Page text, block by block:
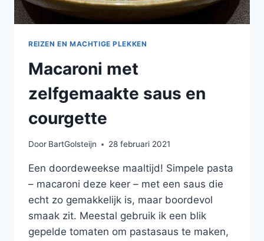
REIZEN EN MACHTIGE PLEKKEN
Macaroni met
zelfgemaakte saus en
courgette
Door BartGolsteijn 28 februari 2021
Een doordeweekse maaltijd! Simpele pasta
– macaroni deze keer – met een saus die
echt zo gemakkelijk is, maar boordevol
smaak zit. Meestal gebruik ik een blik
gepelde tomaten om pastasaus te maken,